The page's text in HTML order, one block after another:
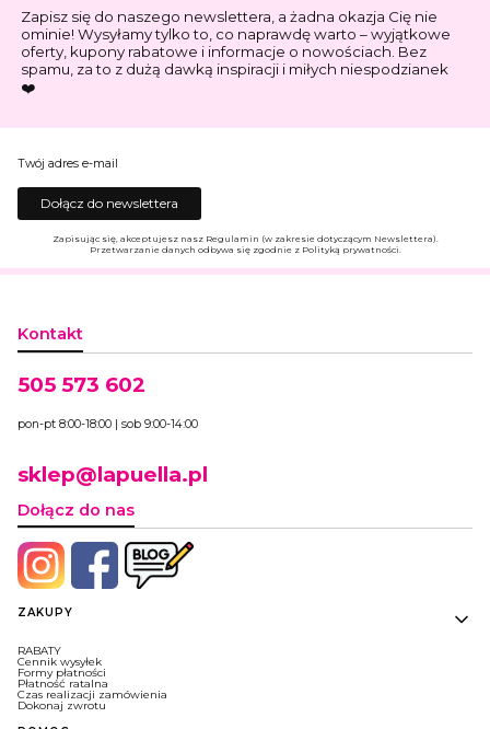
Zapisz się do naszego newslettera, a żadna okazja Cię nie
ominie! Wysyłamy tylko to, co naprawdę warto – wyjątkowe
oferty, kupony rabatowe i informacje o nowościach. Bez
spamu, za to z dużą dawką inspiracji i miłych niespodzianek
❤️
Twój adres e-mail
Dołącz do newslettera
Zapisując się, akceptujesz nasz Regulamin (w zakresie dotyczącym Newslettera).
Przetwarzanie danych odbywa się zgodnie z Polityką prywatności.
Kontakt
505 573 602
pon-pt 8:00-18:00 | sob 9:00-14:00
sklep@lapuella.pl
Dołącz do nas
Linki w stopce
ZAKUPY
RABATY
Cennik wysyłek
Formy płatności
Płatność ratalna
Czas realizacji zamówienia
Dokonaj zwrotu